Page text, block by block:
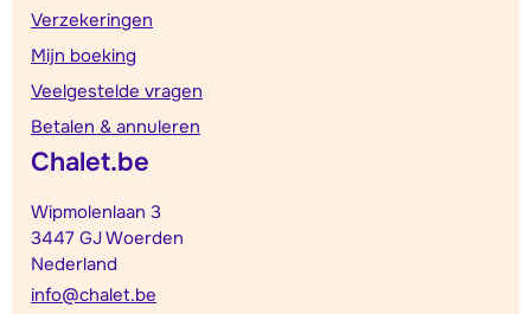
Verzekeringen
Mijn boeking
Veelgestelde vragen
Betalen & annuleren
Chalet.be
Wipmolenlaan 3
3447 GJ Woerden
Nederland
info@chalet.be